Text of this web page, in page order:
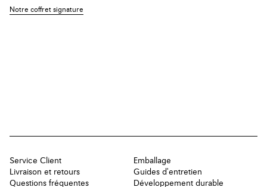
Notre coffret signature
Service Client
Livraison et retours
Questions fréquentes
Emballage
Guides d'entretien
Développement durable